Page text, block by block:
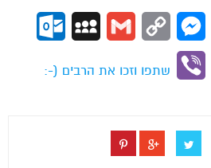
WhatsApp
Messenger
Copy
Gmail
MySpace
Telegram
Viber
שתפו וזכו את הרבים (-: